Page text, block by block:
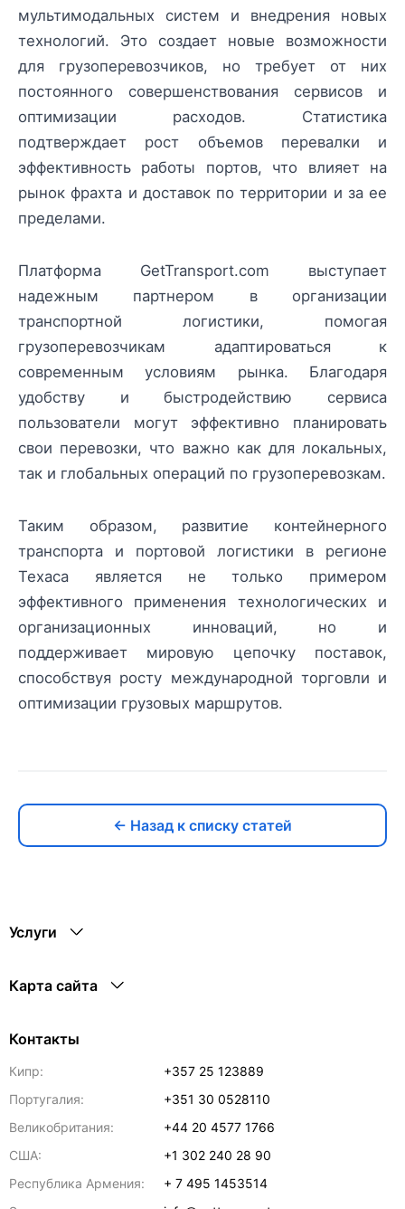
мультимодальных систем и внедрения новых
технологий. Это создает новые возможности
для грузоперевозчиков, но требует от них
постоянного совершенствования сервисов и
оптимизации расходов. Статистика
подтверждает рост объемов перевалки и
эффективность работы портов, что влияет на
рынок фрахта и доставок по территории и за ее
пределами.
Платформа GetTransport.com выступает
надежным партнером в организации
транспортной логистики, помогая
грузоперевозчикам адаптироваться к
современным условиям рынка. Благодаря
удобству и быстродействию сервиса
пользователи могут эффективно планировать
свои перевозки, что важно как для локальных,
так и глобальных операций по грузоперевозкам.
Таким образом, развитие контейнерного
транспорта и портовой логистики в регионе
Техаса является не только примером
эффективного применения технологических и
организационных инноваций, но и
поддерживает мировую цепочку поставок,
способствуя росту международной торговли и
оптимизации грузовых маршрутов.
← Назад к списку статей
Услуги
Карта сайта
Контакты
Кипр:
+357 25 123889
Португалия:
+351 30 0528110
Великобритания:
+44 20 4577 1766
США:
+1 302 240 28 90
Республика Армения:
+ 7 495 1453514